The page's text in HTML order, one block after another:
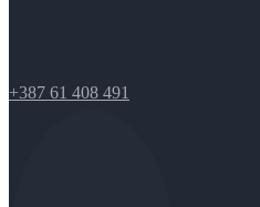
+387 61 408 491